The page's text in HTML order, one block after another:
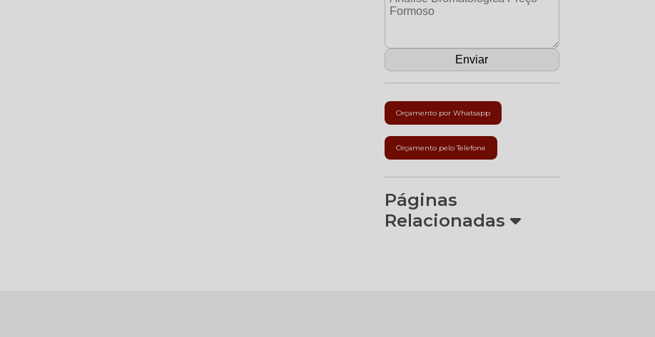
Orçamento por Whatsapp
Orçamento pelo Telefone
Páginas
Relacionadas